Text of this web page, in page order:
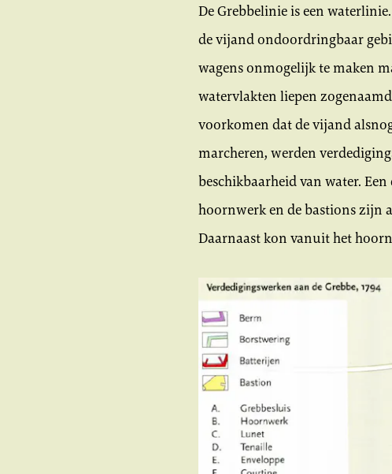
De Grebbelinie is een
de vijand ondoordringbaar
wagens onmogelijk te maken
watervlakten liepen
voorkomen dat de vijand
marcheren, werden
beschikbaarheid van water.
hoornwerk en de bastions zijn
Daarnaast kon vanuit het